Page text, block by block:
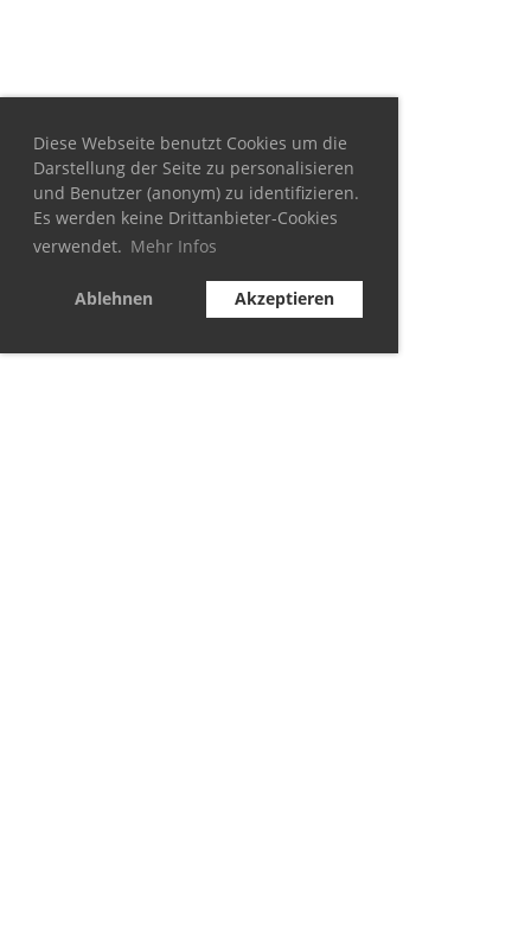
Diese Webseite benutzt Cookies um die
Darstellung der Seite zu personalisieren
und Benutzer (anonym) zu identifizieren.
Es werden keine Drittanbieter-Cookies
verwendet. Mehr Infos
Ablehnen Akzeptieren